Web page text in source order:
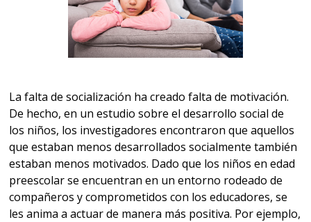
La falta de socialización ha creado falta de motivación.
De hecho, en un estudio sobre el desarrollo social de
los niños, los investigadores encontraron que aquellos
que estaban menos desarrollados socialmente también
estaban menos motivados. Dado que los niños en edad
preescolar se encuentran en un entorno rodeado de
compañeros y comprometidos con los educadores, se
les anima a actuar de manera más positiva. Por ejemplo,